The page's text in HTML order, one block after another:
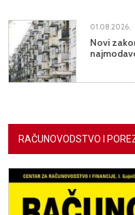
01.08.2026.
Novi
RAČUNOVODSTVO I